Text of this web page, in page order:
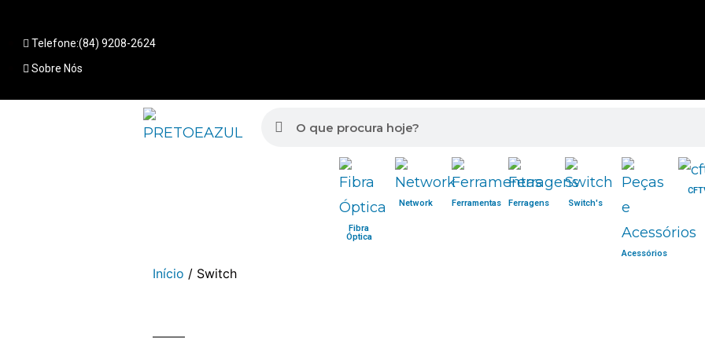
Telefone:(84) 9208-2624
Sobre Nós
Fibra
Óptica
Network Ferramentas Ferragens Switch's
Acessórios
Início / Switch